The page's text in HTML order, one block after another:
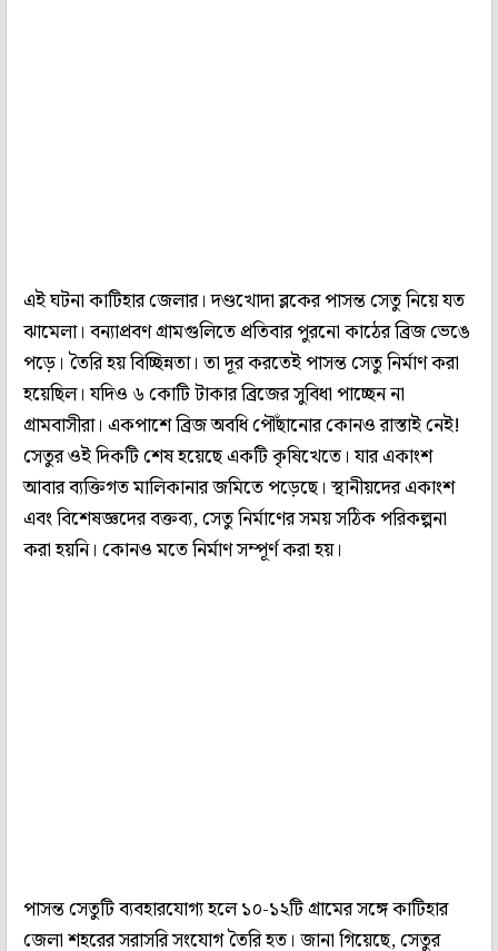
এই ঘটনা কাটিহার জেলার। দণ্ডখোদা ব্লকের পাসন্ত সেতু নিয়ে যত
ঝামেলা। বন্যাপ্রবণ গ্রামগুলিতে প্রতিবার পুরনো কাঠের ব্রিজ ভেঙে
পড়ে। তৈরি হয় বিচ্ছিন্নতা। তা দূর করতেই পাসন্ত সেতু নির্মাণ করা
হয়েছিল। যদিও ৬ কোটি টাকার ব্রিজের সুবিধা পাচ্ছেন না
গ্রামবাসীরা। একপাশে ব্রিজ অবধি পৌঁছানোর কোনও রাস্তাই নেই!
সেতুর ওই দিকটি শেষ হয়েছে একটি কৃষিখেতে। যার একাংশ
আবার ব্যক্তিগত মালিকানার জমিতে পড়েছে। স্থানীয়দের একাংশ
এবং বিশেষজ্ঞদের বক্তব্য, সেতু নির্মাণের সময় সঠিক পরিকল্পনা
করা হয়নি। কোনও মতে নির্মাণ সম্পূর্ণ করা হয়।
পাসন্ত সেতুটি ব্যবহারযোগ্য হলে ১০-১২টি গ্রামের সঙ্গে কাটিহার
জেলা শহরের সরাসরি সংযোগ তৈরি হত। জানা গিয়েছে, সেতুর